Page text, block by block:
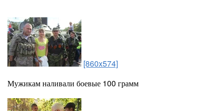
[860x574]
Мужикам наливали боевые 100 грамм